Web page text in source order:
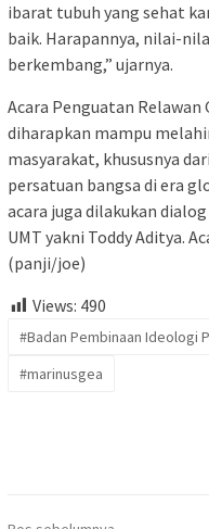
ibarat tubuh yang sehat
baik. Harapannya, nilai-
berkembang,” ujarnya.
Acara Penguatan Relawan
diharapkan mampu
masyarakat, khususnya
persatuan bangsa di era
acara juga dilakukan
UMT yakni Toddy Aditya.
(panji/joe)
Views: 490
#Badan Pembinaan Ideologi
#marinusgea
Navigasi